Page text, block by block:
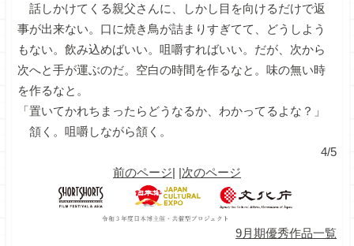
話しかけてくる親父さんに、しかし目を向けるだけで返
事が出来ない。口に焼き鳥が詰まりすぎてて、どうしよう
もない。飲み込めばいい。咀嚼すればいい。だが、次から
次へと手が運ぶのだ。空白の時間を作るなと。味の無い時
を作るなと。
「置いてかれちまったらどうなるか、わかってるよな？」
頷く。咀嚼しながら頷く。
4/5
前のページ| |次のページ
9月期優秀作品一覧